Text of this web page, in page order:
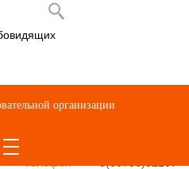
Заведующий
Соколова
Владимировна
организации